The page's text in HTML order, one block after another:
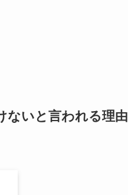
ないと言われる理由